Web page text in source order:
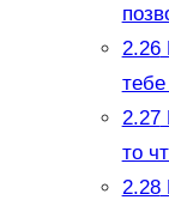
2.26
2.27
то
2.28